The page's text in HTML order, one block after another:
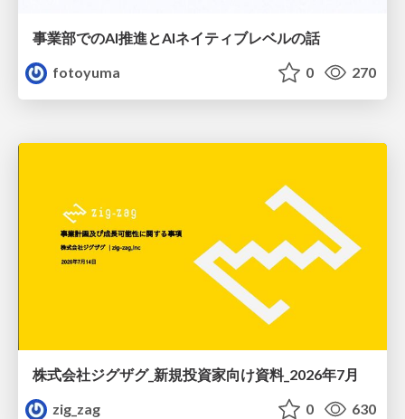
事業部でのAI推進とAIネイティブレベルの話
fotoyuma
0 270
株式会社ジグザグ_新規投資家向け資料_2026年7月
zig_zag
0 630